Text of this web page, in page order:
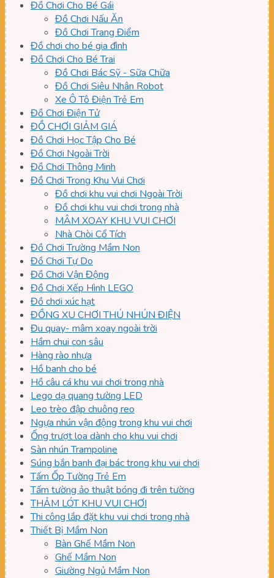
Đồ Chơi Cho Bé Gái
Đồ Chơi Nấu Ăn
Đồ Chơi Trang Điểm
Đồ chơi cho bé gia đình
Đồ Chơi Cho Bé Trai
Đồ Chơi Bác Sỹ - Sữa Chữa
Đồ Chơi Siêu Nhân Robot
Xe Ô Tô Điện Trẻ Em
Đồ Chơi Điện Tử
ĐỒ CHƠI GIẢM GIÁ
Đồ Chơi Học Tập Cho Bé
Đồ Chơi Ngoài Trời
Đồ Chơi Thông Minh
Đồ Chơi Trong Khu Vui Chơi
Đồ chơi khu vui chơi Ngoài Trời
Đồ chơi khu vui chơi trong nhà
MÂM XOAY KHU VUI CHƠI
Nhà Chòi Cổ Tích
Đồ Chơi Trường Mầm Non
Đồ Chơi Tự Do
Đồ Chơi Vận Động
Đồ Chơi Xếp Hình LEGO
Đồ chơi xúc hạt
ĐỒNG XU CHƠI THÚ NHÚN ĐIỆN
Đu quay- mâm xoay ngoài trời
Hầm chui con sâu
Hàng rào nhựa
Hồ banh cho bé
Hồ câu cá khu vui chơi trong nhà
Lego dạ quang tường LED
Leo trèo đập chuông reo
Ngựa nhún vận động trong khu vui chơi
Ống trượt loa dành cho khu vui chơi
Sàn nhún Trampoline
Súng bắn banh đại bác trong khu vui chơi
Tấm Ốp Tường Trẻ Em
Tấm tường ảo thuật bóng đi trên tường
THẢM LÓT KHU VUI CHƠI
Thi công lắp đặt khu vui chơi trong nhà
Thiết Bị Mầm Non
Bàn Ghế Mầm Non
Ghế Mầm Non
Giường Ngủ Mầm Non